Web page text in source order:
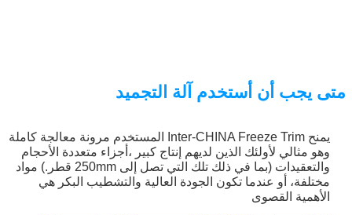
متى يجب أن أستخدم آلة التجميد
يمنح Inter-CHINA Freeze Trim المستخدم مرونة معالجة كاملة
وهو مثالي لأولئك الذين لديهم إنتاج كبير ،أجزاء متعددة الأحجام
والتعقيدات (بما في ذلك تلك التي تصل إلى 250mm قطر.) مواد
مختلفة، أو عندما تكون الجودة العالية والتشطيب البكر هي
الأهمية القصوى